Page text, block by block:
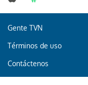
Gente TVN
Términos de uso
Contáctenos